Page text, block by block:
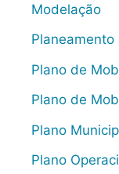
Modelação
Planeamento
Plano de
Plano de
Plano
Plano